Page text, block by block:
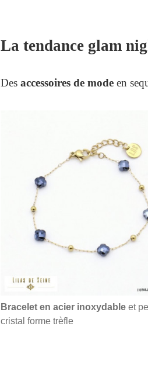
La tendance glam
Desaccessoires de mode en
Bracelet en acier inoxydableet
cristal forme trèfle